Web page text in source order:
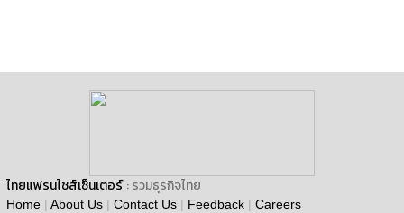
ไทยแฟรนไชส์เซ็นเตอร์ : รวมธุรกิจไทย
Home | About Us | Contact Us | Feedback | Careers